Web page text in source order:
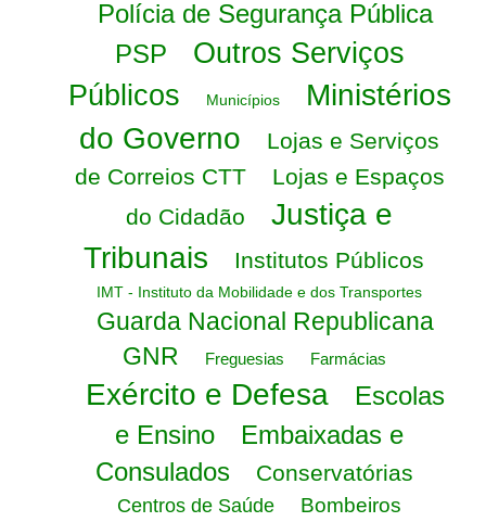
Polícia de Segurança Pública
PSP
Outros Serviços
Públicos
Municípios
Ministérios
do Governo
Lojas e Serviços
de Correios CTT
Lojas e Espaços
do Cidadão
Justiça e
Tribunais
Institutos Públicos
IMT - Instituto da Mobilidade e dos Transportes
Guarda Nacional Republicana
GNR
Freguesias Farmácias
Exército e Defesa
Escolas
e Ensino
Embaixadas e
Consulados
Conservatórias
Centros de Saúde Bombeiros